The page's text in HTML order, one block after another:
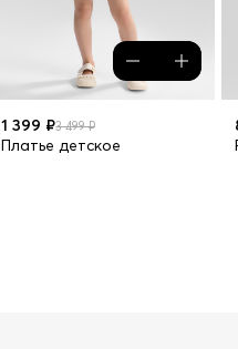
1 399 ₽3 499 ₽
Платье детское